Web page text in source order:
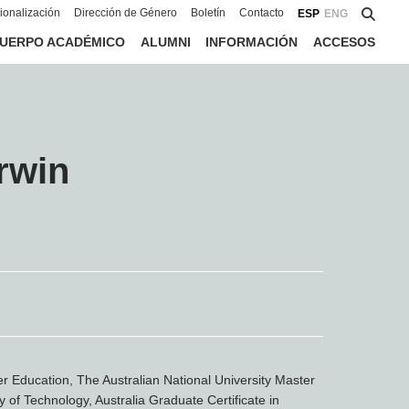
Dirección de Género Boletín Contacto ESP ENG
ACADÉMICO ALUMNI INFORMACIÓN ACCESOS
Education, The Australian National University Master
of Technology, Australia Graduate Certificate in